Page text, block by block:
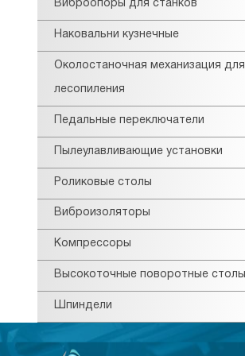
Виброопоры для станков
Наковальни кузнечные
Околостаночная механизация для
лесопиления
Педальные переключатели
Пылеулавливающие установки
Роликовые столы
Виброизоляторы
Компрессоры
Высокоточные поворотные столы
Шпиндели